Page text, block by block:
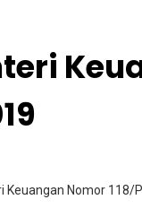
Keuangan Nomor